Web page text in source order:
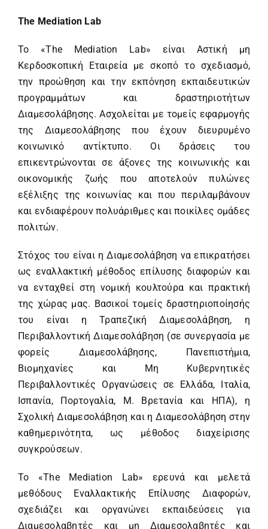
The Mediation Lab
Το «The Mediation Lab» είναι Αστική μη
Κερδοσκοπική Εταιρεία με σκοπό το σχεδιασμό,
την προώθηση και την εκπόνηση εκπαιδευτικών
προγραμμάτων και δραστηριοτήτων
Διαμεσολάβησης. Ασχολείται με τομείς εφαρμογής
της Διαμεσολάβησης που έχουν διευρυμένο
κοινωνικό αντίκτυπο. Οι δράσεις του
επικεντρώνονται σε άξονες της κοινωνικής και
οικονομικής ζωής που αποτελούν πυλώνες
εξέλιξης της κοινωνίας και που περιλαμβάνουν
και ενδιαφέρουν πολυάριθμες και ποικίλες ομάδες
πολιτών.
Στόχος του είναι η Διαμεσολάβηση να επικρατήσει
ως εναλλακτική μέθοδος επίλυσης διαφορών και
να ενταχθεί στη νομική κουλτούρα και πρακτική
της χώρας μας. Βασικοί τομείς δραστηριοποίησής
του είναι η Τραπεζική Διαμεσολάβηση, η
Περιβαλλοντική Διαμεσολάβηση (σε συνεργασία με
φορείς Διαμεσολάβησης, Πανεπιστήμια,
Βιομηχανίες και Μη Κυβερνητικές
Περιβαλλοντικές Οργανώσεις σε Ελλάδα, Ιταλία,
Ισπανία, Πορτογαλία, Μ. Βρετανία και ΗΠΑ), η
Σχολική Διαμεσολάβηση και η Διαμεσολάβηση στην
καθημερινότητα, ως μέθοδος διαχείρισης
συγκρούσεων.
Το «The Mediation Lab» ερευνά και μελετά
μεθόδους Εναλλακτικής Επίλυσης Διαφορών,
σχεδιάζει και οργανώνει εκπαιδεύσεις για
Διαμεσολαβητές και μη Διαμεσολαβητές και